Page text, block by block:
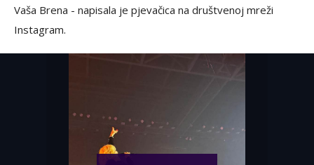
Vaša Brena - napisala je pjevačica na društvenoj mreži
Instagram.